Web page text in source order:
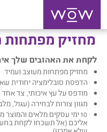
מחזיק מפתחות
לקחת את האהובים שלך
מחזיק מפתחות מעוצב ועמיד
הדפסת סובלימציה יחודית
מודפס על עץ איכותי, צד אחד
מגוון צורות לבחירה (עגול,
10 ימי עסקים מלאים
אליכם (אל תשכחו לקחת